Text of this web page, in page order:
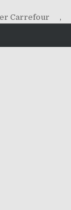
Carrefour ,